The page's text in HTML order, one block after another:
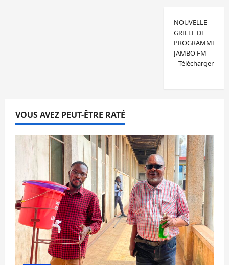
NOUVELLE
GRILLE DE
PROGRAMME
JAMBO FM
Télécharger
VOUS AVEZ PEUT-ÊTRE RATÉ